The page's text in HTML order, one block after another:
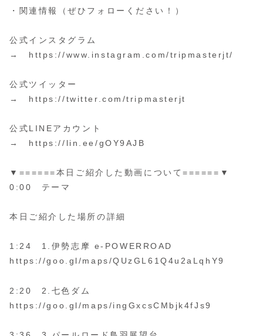
・関連情報（ぜひフォローください！）
公式インスタグラム
→ https://www.instagram.com/tripmasterjt/
公式ツイッター
→ https://twitter.com/tripmasterjt
公式LINEアカウント
→ https://lin.ee/gOY9AJB
▼======本日ご紹介した動画について======▼
0:00 テーマ
本日ご紹介した場所の詳細
1:24 1.伊勢志摩 e-POWERROAD
https://goo.gl/maps/QUzGL61Q4u2aLqhY9
2:20 2.七色ダム
https://goo.gl/maps/ingGxcsCMbjk4fJs9